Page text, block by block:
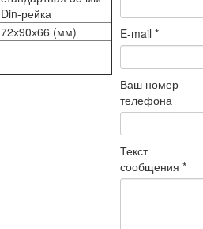
Din-рейка
72х90х66 (мм)
E-mail*
Ваш номер
телефона
Текст
сообщения*